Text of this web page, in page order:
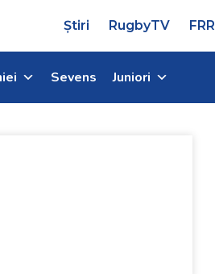
Știri RugbyTV FRR
Sevens Juniori